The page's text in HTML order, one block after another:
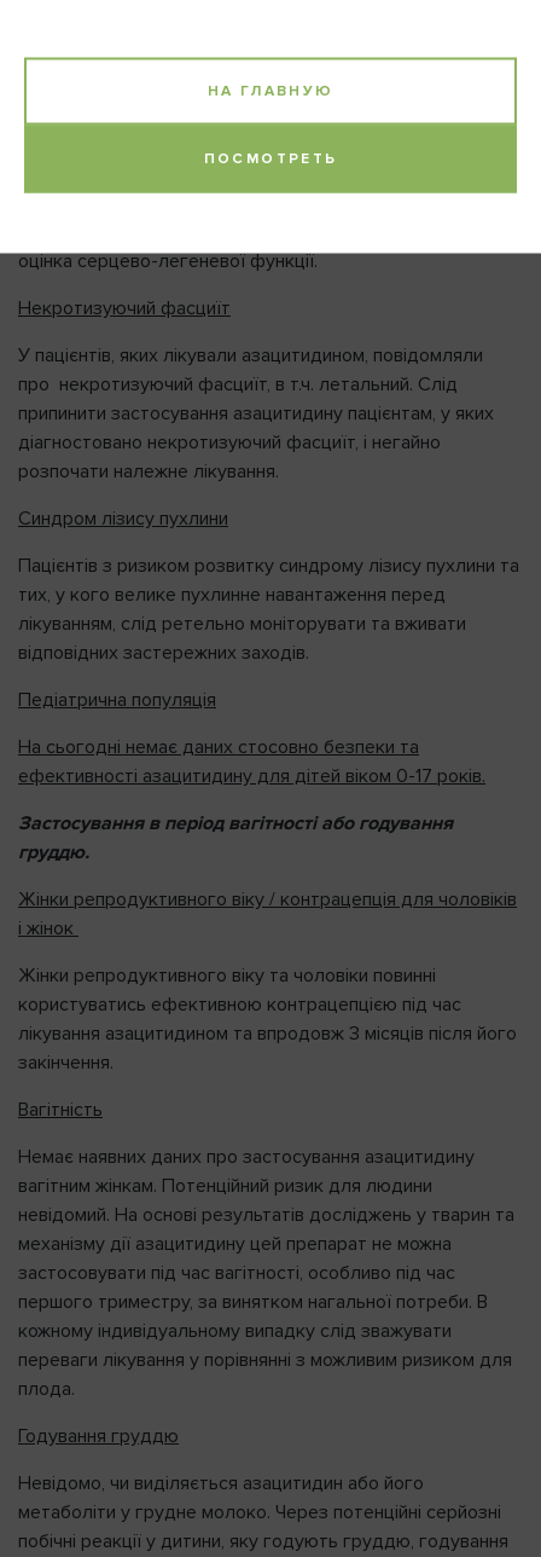
отже, безпеку та ефективність препарату для таких
пацієнтів не встановлено. Дані клінічного дослідження у
пацієнтів із відомим серцево-судинним або легеневим
оцінка серцево-легеневої функції.
Некротизуючий фасциїт
У пацієнтів, яких лікували азацитидином, повідомляли
про некротизуючий фасциїт, в т.ч. летальний. Слід
припинити застосування азацитидину пацієнтам, у яких
діагностовано некротизуючий фасциїт, і негайно
розпочати належне лікування.
Синдром лізису пухлини
Пацієнтів з ризиком розвитку синдрому лізису пухлини та
тих, у кого велике пухлинне навантаження перед
лікуванням, слід ретельно моніторувати та вживати
відповідних застережних заходів.
Педіатрична популяція
На сьогодні немає даних стосовно безпеки та
ефективності азацитидину для дітей віком 0-17 років.
Застосування в період вагітності або годування
груддю.
Жінки репродуктивного віку / контрацепція для чоловіків
і жінок
Жінки репродуктивного віку та чоловіки повинні
користуватись ефективною контрацепцією під час
лікування азацитидином та впродовж 3 місяців після його
закінчення.
Вагітність
Немає наявних даних про застосування азацитидину
вагітним жінкам. Потенційний ризик для людини
невідомий. На основі результатів досліджень у тварин та
механізму дії азацитидину цей препарат не можна
застосовувати під час вагітності, особливо під час
першого триместру, за винятком нагальної потреби. В
кожному індивідуальному випадку слід зважувати
переваги лікування у порівнянні з можливим ризиком для
плода.
Годування груддю
Невідомо, чи виділяється азацитидин або його
метаболіти у грудне молоко. Через потенційні серйозні
побічні реакції у дитини, яку годують груддю, годування
НА ГЛАВНУЮ
ПОСМОТРЕТЬ